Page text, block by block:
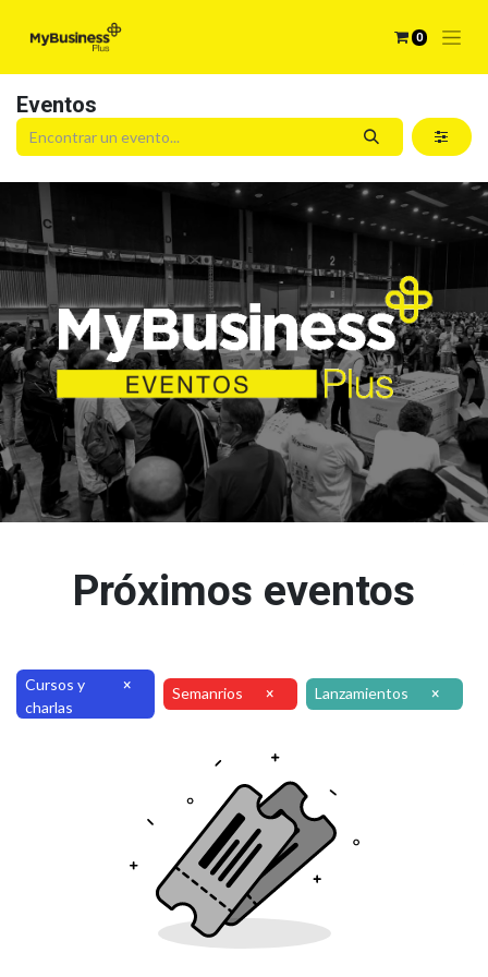
0
Eventos
Próximos eventos
Cursos y
charlas
× Semanrios × Lanzamientos ×